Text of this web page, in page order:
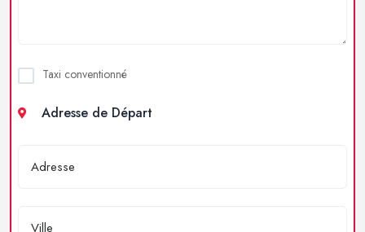
Taxi conventionné
Adresse de Départ